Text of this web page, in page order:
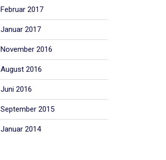
Februar 2017
Januar 2017
November 2016
August 2016
Juni 2016
September 2015
Januar 2014